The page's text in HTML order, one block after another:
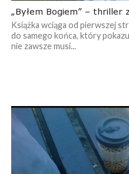
„Byłem Bogiem” – thriller
Książka wciąga od pierwszej
do samego końca, który
nie zawsze musi...